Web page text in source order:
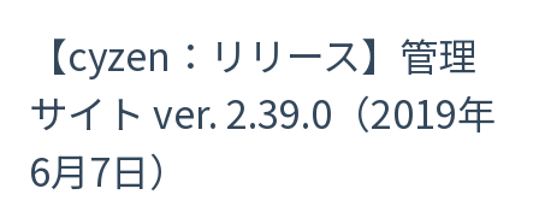
【cyzen：リリース】管理
サイト ver. 2.39.0（2019年
6月7日）